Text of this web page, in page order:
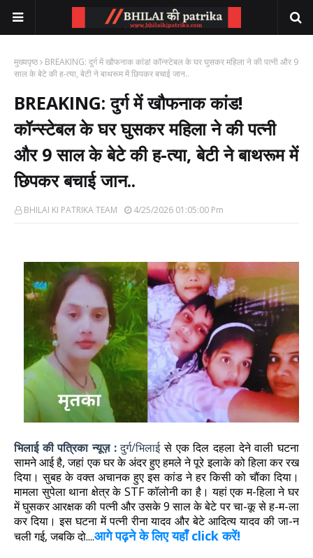
मुख्यपृष्ठ
BREAKING: दुर्ग में खौफनाक कांड! कॉन्स्टेबल के घर घुसकर महिला ने की पत्नी और 9
साल के बेटे की ह-त्या, बेटी ने बाथरूम में छिपकर बचाई जान..
BREAKING: दुर्ग में खौफनाक कांड!
कॉन्स्टेबल के घर घुसकर महिला ने की पत्नी
और 9 साल के बेटे की ह-त्या, बेटी ने बाथरूम में
छिपकर बचाई जान..
BHILAI KI PATRIKA TEAM 4/25/2026 01:05:00 Pm
भिलाई की पत्रिका न्यूज़ :दुर्ग/भिलाईसे एक दिल दहला देने वाली घटना
सामने आई है, जहां एक घर के अंदर हुए हमले ने पूरे इलाके को हिला कर रख
दिया। सुबह के वक्त अचानक हुए इस कांड ने हर किसी को चौंका दिया।
मामला सुपेला थाना क्षेत्र के STF कॉलोनी का है। यहां एक म-हिला ने घर
में घुसकर आरक्षक की पत्नी और उसके 9 साल के बेटे पर चा-कू से ह-म-ला
कर दिया। इस घटना में पत्नी रीना यादव और बेटे आदित्य यादव की जा-न
चली गई, जबकि दो....आगे पढ़ने के लिए यहाँ click करें!